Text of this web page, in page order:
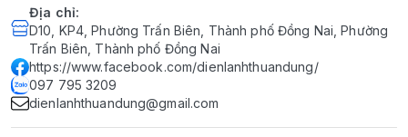
Địa chỉ:
D10, KP4, Phường Trấn Biên, Thành phố Đồng Nai, Phường
Trấn Biên, Thành phố Đồng Nai
https://www.facebook.com/dienlanhthuandung/
097 795 3209
dienlanhthuandung@gmail.com